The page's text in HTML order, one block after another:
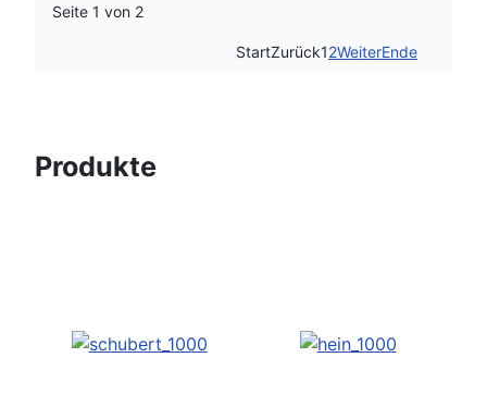
Seite 1 von 2
StartZurück12WeiterEnde
Produkte